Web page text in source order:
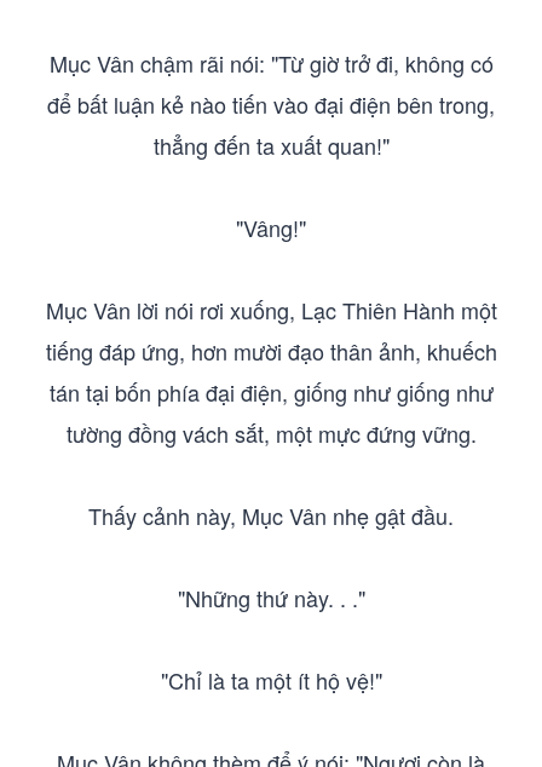
Mục Vân chậm rãi nói: "Từ giờ trở đi, không có
để bất luận kẻ nào tiến vào đại điện bên trong,
thẳng đến ta xuất quan!"
"Vâng!"
Mục Vân lời nói rơi xuống, Lạc Thiên Hành một
tiếng đáp ứng, hơn mười đạo thân ảnh, khuếch
tán tại bốn phía đại điện, giống như giống như
tường đồng vách sắt, một mực đứng vững.
Thấy cảnh này, Mục Vân nhẹ gật đầu.
"Những thứ này. . ."
"Chỉ là ta một ít hộ vệ!"